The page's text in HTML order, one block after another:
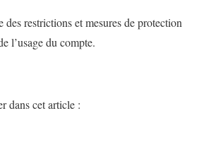
des restrictions et mesures de protection
l’usage du compte.
dans cet article :